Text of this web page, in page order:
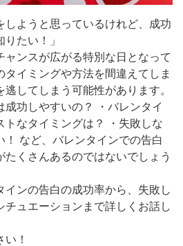
しようと思っているけれど、成功
たい！」
ャンスが広がる特別な日となって
タイミングや方法を間違えてしま
してしまう可能性があります。
成功しやすいの？ ・バレンタイ
トなタイミングは？ ・失敗しな
！ など、バレンタインでの告白
たくさんあるのではないでしょう
インの告白の成功率から、失敗し
チュエーションまで詳しくお話し
！